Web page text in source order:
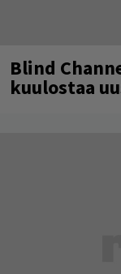
Blind
kuulostaa